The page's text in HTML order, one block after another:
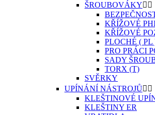
ŠROUBOVÁKY 
KŘÍŽOVÉ
KŘÍŽOVÉ
PLOCHÉ ( PL
PRO PRÁCI
SADY
TORX (T)
SVĚRKY
UPÍNÁNÍ NÁSTROJŮ 
KLEŠTINOVÉ
KLEŠTINY ER